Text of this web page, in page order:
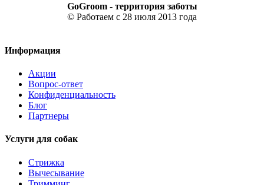
GoGroom - территория заботы
© Работаем с 28 июля 2013 года
Информация
Акции
Вопрос-ответ
Конфиденциальность
Блог
Партнеры
Услуги для собак
Стрижка
Вычесывание